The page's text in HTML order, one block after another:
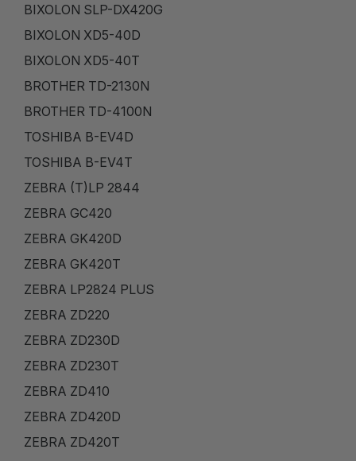
BIXOLON SLP-DX420G
BIXOLON XD5-40D
BIXOLON XD5-40T
BROTHER TD-2130N
BROTHER TD-4100N
TOSHIBA B-EV4D
TOSHIBA B-EV4T
ZEBRA (T)LP 2844
ZEBRA GC420
ZEBRA GK420D
ZEBRA GK420T
ZEBRA LP2824 PLUS
ZEBRA ZD220
ZEBRA ZD230D
ZEBRA ZD230T
ZEBRA ZD410
ZEBRA ZD420D
ZEBRA ZD420T